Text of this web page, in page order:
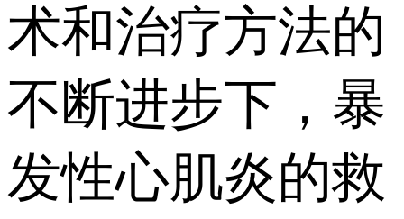
术和治疗方法的
不断进步下，暴
发性心肌炎的救